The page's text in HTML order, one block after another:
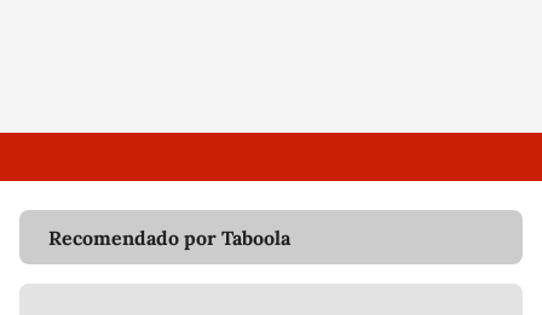
Recomendado por Taboola